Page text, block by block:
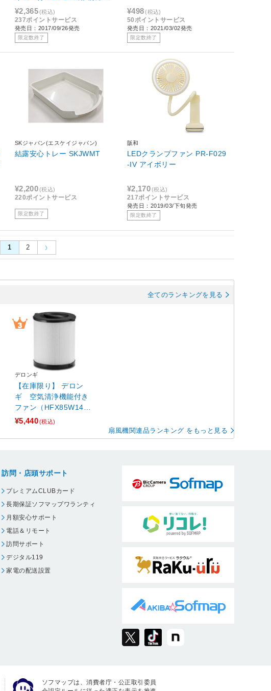
ド YLR-D30ノマエガード
¥2,365(税込)
237ポイントサービス
発売日：2017/09/26発売
限定数終了
¥498 (税込)
50ポイントサービス
発売日：2021/03/02発売
限定数終了
SKジャパン(エスケイジャパン)
結露安心トレー SKJWMT
¥2,200(税込)
220ポイントサービス
限定数終了
阪和
LEDクランプファン PR-F029
-IV アイボリー
¥2,170(税込)
217ポイントサービス
発売日：2019/03/下旬発売
限定数終了
1 2
全てのランキングを見る
デロンギ
【在庫限り】 デロン
ギ 空気清浄機能付き
ファン（HFX85W14
C） 交換用フィルター
¥5,440(税込)
扇風機関連品ランキング をもっと見る
訪問・店頭サポート
プレミアムCLUBカード
長期保証ソフマップワランティ
月額安心サポート
電話＆リモート
訪問サポート
デジタル119
家電の配送設置
ソフマップは、消費者庁・公正取引委員